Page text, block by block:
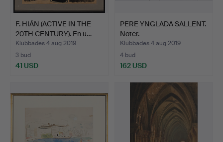
F. HIÁN (ACTIVE IN THE
20TH CENTURY). En u…
Klubbades 4 aug 2019
3 bud
41 USD
PERE YNGLADA SALLENT.
Noter.
Klubbades 4 aug 2019
4 bud
162 USD